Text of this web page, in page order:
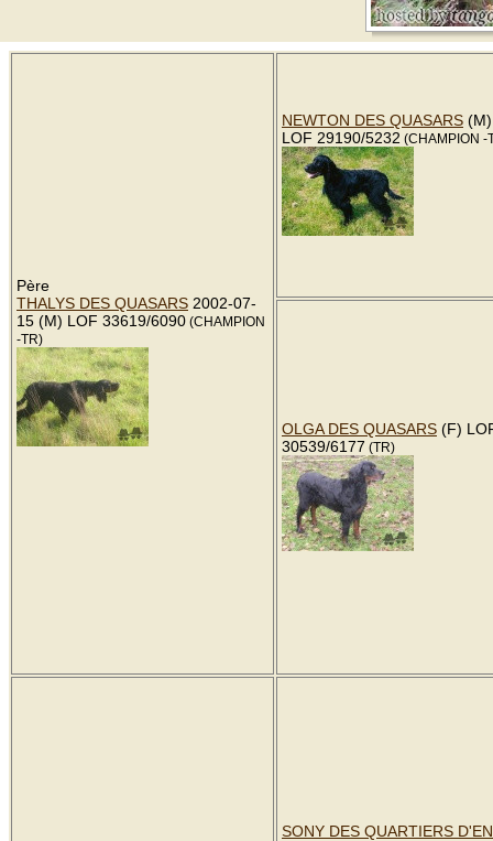
Père
THALYS DES QUASARS 2002-07-
15 (M) LOF 33619/6090 (CHAMPION
-TR)
NEWTON DES QUASARS (M)
LOF 29190/5232 (CHAMPION -
OLGA DES QUASARS (F)
30539/6177 (TR)
SONY DES QUARTIERS